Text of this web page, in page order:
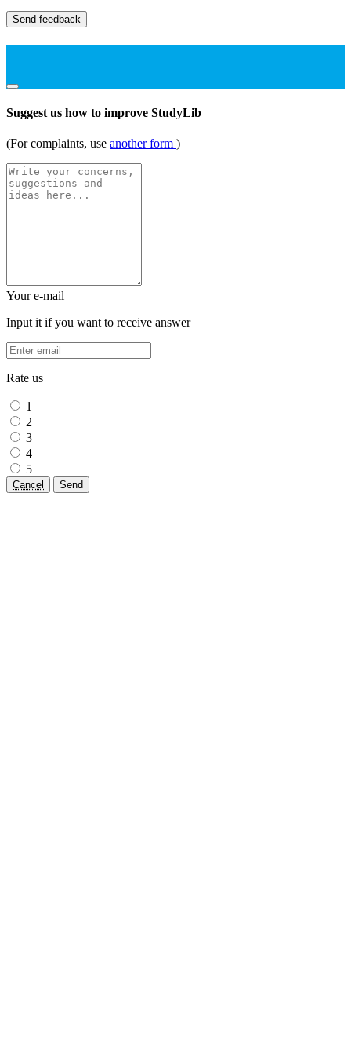
Send feedback
Suggest us how to improve StudyLib
(For complaints, use another form )
Your e-mail
Input it if you want to receive answer
Rate us
1
2
3
4
5
Cancel Send